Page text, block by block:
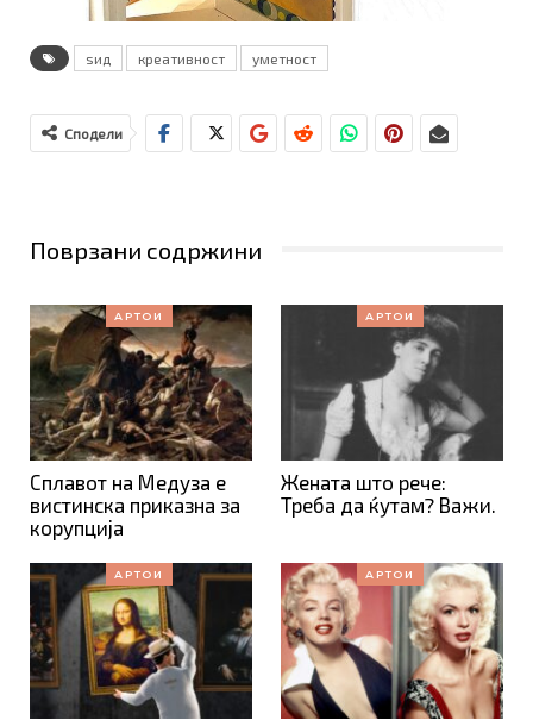
ѕид креативност уметност
Сподели
Поврзани содржини
АРТОИ
Сплавот на Медуза е
вистинска приказна за
корупција
АРТОИ
Жената што рече:
Треба да ќутам? Важи.
АРТОИ АРТОИ